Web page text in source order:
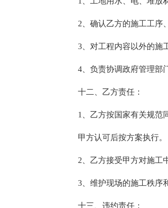
2、确认乙方的施工工序
3、对工程内容以外的施
4、负责协调政府管理部
十二、乙方责任：
1、乙方按国家有关规范
甲方认可后按方案执行。
2、乙方接受甲方对施工
3、维护现场的施工秩序
十三、违约责任：